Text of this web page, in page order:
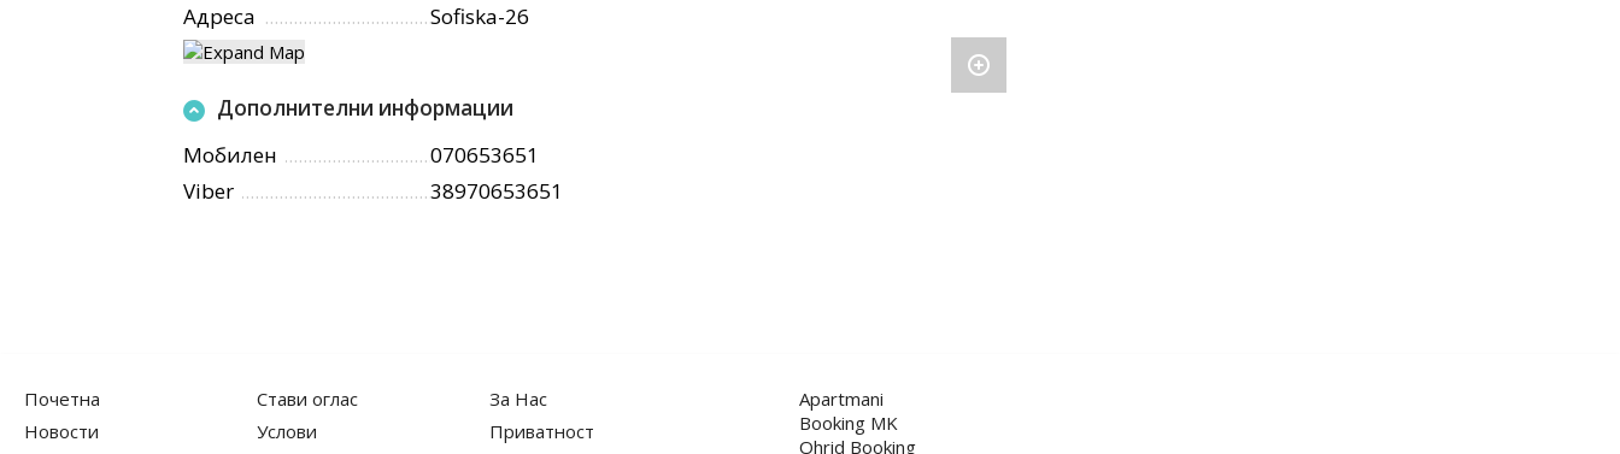
Адреса
Sofiska-26
Дополнителни информации
Мобилен
070653651
Viber
38970653651
Почетна Стави оглас
За Нас
Новости
Услови
Приватност
Apartmani
Booking MK
Ohrid Booking